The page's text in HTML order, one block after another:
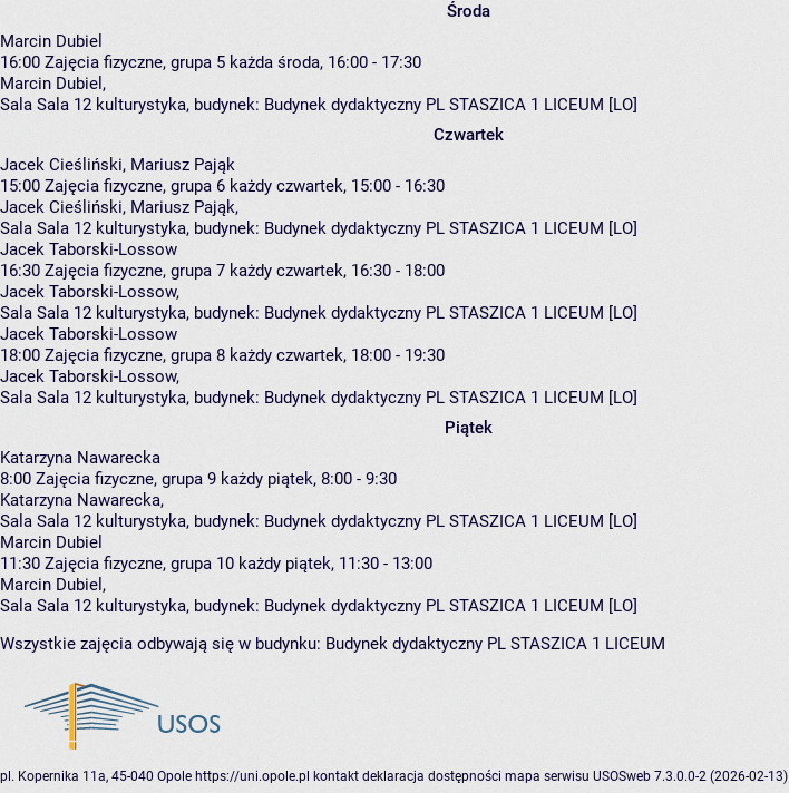
Środa
Marcin Dubiel
16:00 Zajęcia fizyczne, grupa 5 każda środa, 16:00 - 17:30
Marcin Dubiel ,
Sala Sala 12 kulturystyka, budynek: Budynek dydaktyczny PL STASZICA 1 LICEUM [LO]
Czwartek
Jacek Cieśliński, Mariusz Pająk
15:00 Zajęcia fizyczne, grupa 6 każdy czwartek, 15:00 - 16:30
Jacek Cieśliński, Mariusz Pająk,
Sala Sala 12 kulturystyka, budynek: Budynek dydaktyczny PL STASZICA 1 LICEUM [LO]
Jacek Taborski-Lossow
16:30 Zajęcia fizyczne, grupa 7 każdy czwartek, 16:30 - 18:00
Jacek Taborski-Lossow,
Sala Sala 12 kulturystyka, budynek: Budynek dydaktyczny PL STASZICA 1 LICEUM [LO]
Jacek Taborski-Lossow
18:00 Zajęcia fizyczne, grupa 8 każdy czwartek, 18:00 - 19:30
Jacek Taborski-Lossow,
Sala Sala 12 kulturystyka, budynek: Budynek dydaktyczny PL STASZICA 1 LICEUM [LO]
Piątek
Katarzyna Nawarecka
8:00 Zajęcia fizyczne, grupa 9 każdy piątek, 8:00 - 9:30
Katarzyna Nawarecka,
Sala Sala 12 kulturystyka, budynek: Budynek dydaktyczny PL STASZICA 1 LICEUM [LO]
Marcin Dubiel
11:30 Zajęcia fizyczne, grupa 10 każdy piątek, 11:30 - 13:00
Marcin Dubiel ,
Sala Sala 12 kulturystyka, budynek: Budynek dydaktyczny PL STASZICA 1 LICEUM [LO]
Wszystkie zajęcia odbywają się w budynku: Budynek dydaktyczny PL STASZICA 1 LICEUM
pl. Kopernika 11a, 45-040 Opole https://uni.opole.pl kontakt deklaracja dostępności mapa serwisu USOSweb 7.3.0.0-2 (2026-02-13)